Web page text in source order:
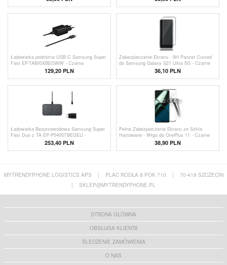
Ładowarka podróżna USB-C Samsung Super
Fast EP-TA800XBEGWW - Czarna
129,20 PLN
Zabezpieczenie Ekranu - 9H Panzer Curved
do Samsung Galaxy S21 Ultra 5G - Czarne
36,10 PLN
Ładowarka Bezprzewodowa Samsung Super
Fast Duo z TA EP-P5400TBEGEU -
253,40 PLN
Pełne Zabezpieczenie Ekranu ze Szkła
Hartowane - 9Hgo do OnePlus 11 - Czarne
38,90 PLN
MYTRENDYPHONE LOGISTICS APS | PLAC RODŁA 8 POK 710 |
70-419 SZCZECIN
|
SKLEP@MYTRENDYPHONE.PL
STRONA GŁÓWNA
OBSŁUGA KLIENTA
ŚLEDZENIE ZAMÓWIENIA
O NAS